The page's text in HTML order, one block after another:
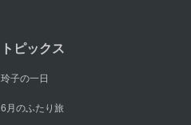
トピックス
玲子の一日
6月のふたり旅